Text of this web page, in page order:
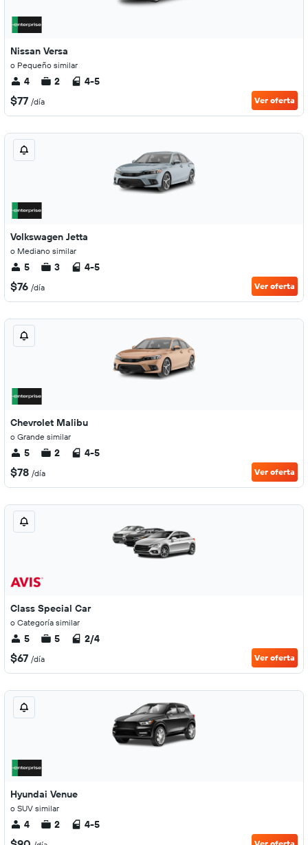
Nissan Versa
o Pequeño similar
4 2 4-5
$77 /día Ver oferta
Volkswagen Jetta
o Mediano similar
5 3 4-5
$76 /día Ver oferta
Chevrolet Malibu
o Grande similar
5 2 4-5
$78 /día Ver oferta
Class Special Car
o Categoría similar
5 5 2/4
$67 /día Ver oferta
Hyundai Venue
o SUV similar
4 2 4-5